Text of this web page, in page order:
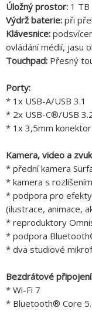
Úložný prostor: 1 TB
Výdrž baterie: při
Klávesnice:
ovládání médií, jasu
Touchpad: Přesný
Porty:
* 1x USB-A/USB 3.1
* 2x USB-C®/USB
* 1x 3,5mm
Kamera, video a
* přední kamera
* kamera s
* podpora pro
(ilustrace, animace,
* reproduktory
* podpora
* dva studiové
Bezdrátové
* Wi-Fi 7
* Bluetooth® Core